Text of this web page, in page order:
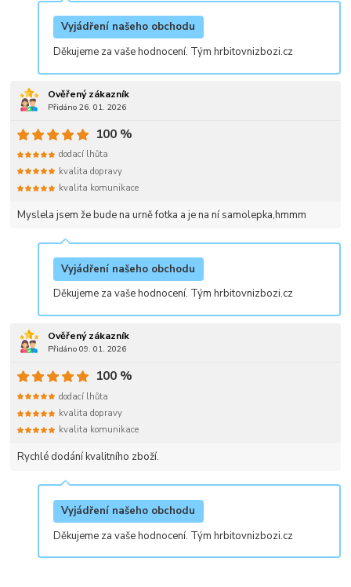
Vyjádření našeho obchodu
Děkujeme za vaše hodnocení. Tým hrbitovnizbozi.cz
Ověřený zákazník
Přidáno 26. 01. 2026
Myslela jsem že bude na urně fotka a je na ní samolepka,hmmm
100 %
dodací lhůta
kvalita dopravy
kvalita komunikace
Vyjádření našeho obchodu
Děkujeme za vaše hodnocení. Tým hrbitovnizbozi.cz
Ověřený zákazník
Přidáno 09. 01. 2026
Rychlé dodání kvalitního zboží.
100 %
dodací lhůta
kvalita dopravy
kvalita komunikace
Vyjádření našeho obchodu
Děkujeme za vaše hodnocení. Tým hrbitovnizbozi.cz